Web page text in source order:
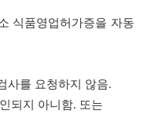
식품영업허가증을 자동
사를 요청하지 않음.
되지 아니함. 또는